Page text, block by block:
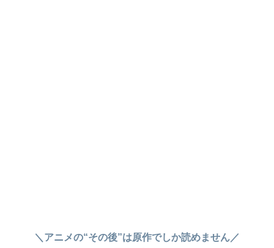
＼アニメの“その後”は原作でしか読めません／